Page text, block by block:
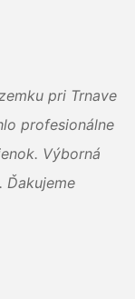
pri Trnave
profesionálne
Výborná
Ďakujeme